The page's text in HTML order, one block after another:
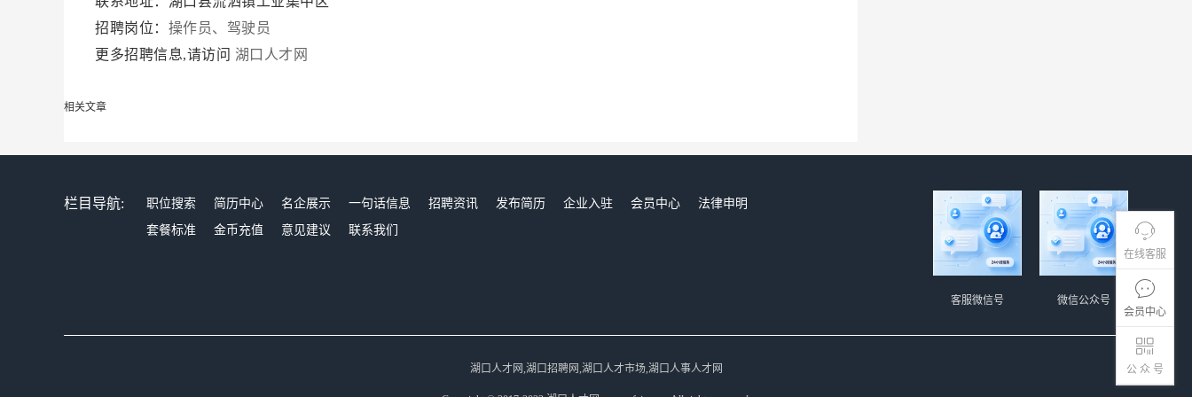
在线客服
会员中心
公 众 号
招聘岗位： 操作员、驾驶员
更多招聘信息,请访问 湖口人才网
相关文章
栏目导航: 职位搜索 简历中心 名企展示 一句话信息 招聘资讯 发布简历 企业入驻 会员中心
法律申明
套餐标准
金币充值 意见建议 联系我们
微信公众号
客服微信号
湖口人才网,湖口招聘网,湖口人才市场,湖口人事人才网